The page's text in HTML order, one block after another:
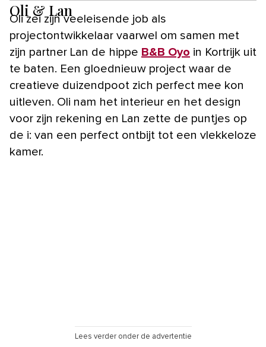
Oli & Lan
Oli zei zijn veeleisende job als
projectontwikkelaar vaarwel om samen met
zijn partner Lan de hippe B&B Oyo in Kortrijk uit
te baten. Een gloednieuw project waar de
creatieve duizendpoot zich perfect mee kon
uitleven. Oli nam het interieur en het design
voor zijn rekening en Lan zette de puntjes op
de i: van een perfect ontbijt tot een vlekkeloze
kamer.
Lees verder onder de advertentie